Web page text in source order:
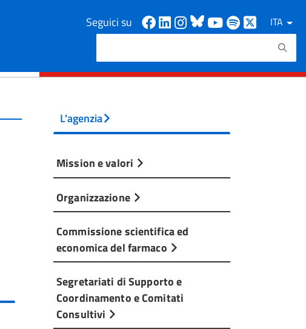
Seguici su Facebook
Linkedin
Instagram
Bluesky
Youtube
Spotify
ITA
Cerca
L'agenzia
Mission e valori
Organizzazione
Commissione scientifica ed
economica del farmaco
Segretariati di Supporto e
Coordinamento e Comitati
Consultivi